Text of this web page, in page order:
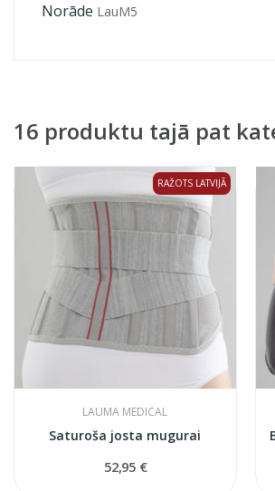
Norāde LauM5
16 produktu tajā pat
RAŽOTS LATVIJĀ
LAUMA MEDICAL
Saturoša josta mugurai
52,95 €